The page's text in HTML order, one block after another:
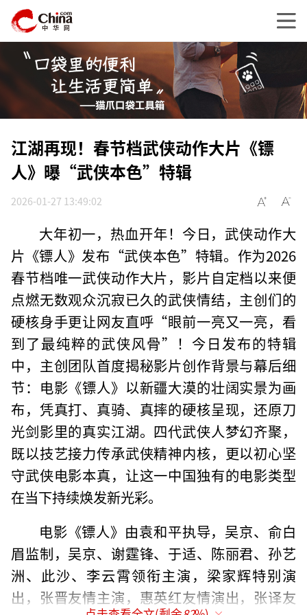
江湖再现！春节档武侠动作大片《镖
人》曝“武侠本色”特辑
2026-01-27 13:49:02
大年初一，热血开年！今日，武侠动作大
片《镖人》发布“武侠本色”特辑。作为2026
春节档唯一武侠动作大片，影片自定档以来便
点燃无数观众沉寂已久的武侠情结，主创们的
硬核身手更让网友直呼“眼前一亮又一亮，看
到了最纯粹的武侠风骨”！今日发布的特辑
中，主创团队首度揭秘影片创作背景与幕后细
节：电影《镖人》以新疆大漠的壮阔实景为画
布，凭真打、真骑、真摔的硬核呈现，还原刀
光剑影里的真实江湖。四代武侠人梦幻齐聚，
既以技艺接力传承武侠精神内核，更以初心坚
守武侠电影本真，让这一中国独有的电影类型
在当下持续焕发新光彩。
电影《镖人》由袁和平执导，吴京、俞白
眉监制，吴京、谢霆锋、于适、陈丽君、孙艺
洲、此沙、李云霄领衔主演，梁家辉特别演
出，张晋友情主演，惠英红友情演出，张译友